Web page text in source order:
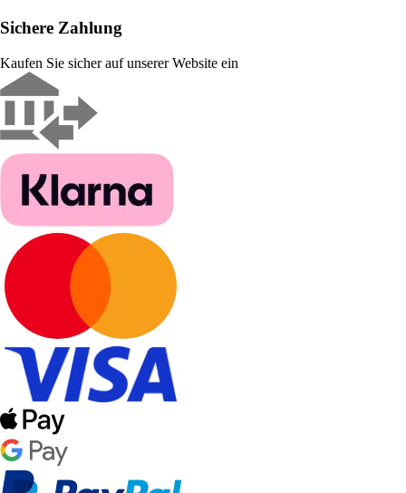
Sichere Zahlung
Kaufen Sie sicher auf unserer Website ein